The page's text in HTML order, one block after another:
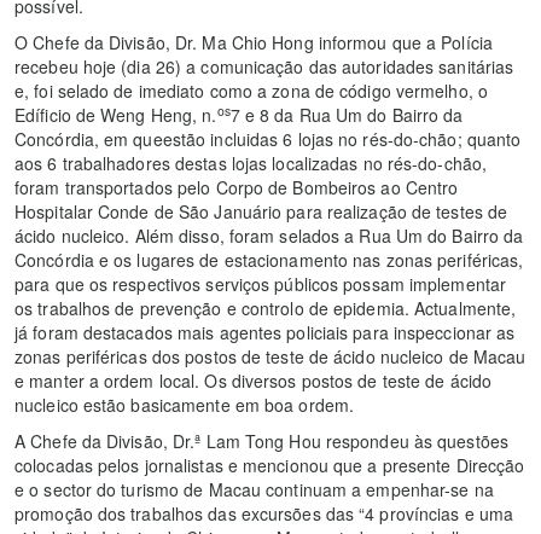
possível.
O Chefe da Divisão, Dr. Ma Chio Hong informou que a Polícia
recebeu hoje (dia 26) a comunicação das autoridades sanitárias
e, foi selado de imediato como a zona de código vermelho, o
Edíficio de Weng Heng, n.os7 e 8 da Rua Um do Bairro da
Concórdia, em queestão incluidas 6 lojas no rés-do-chão; quanto
aos 6 trabalhadores destas lojas localizadas no rés-do-chão,
foram transportados pelo Corpo de Bombeiros ao Centro
Hospitalar Conde de São Januário para realização de testes de
ácido nucleico. Além disso, foram selados a Rua Um do Bairro da
Concórdia e os lugares de estacionamento nas zonas periféricas,
para que os respectivos serviços públicos possam implementar
os trabalhos de prevenção e controlo de epidemia. Actualmente,
já foram destacados mais agentes policiais para inspeccionar as
zonas periféricas dos postos de teste de ácido nucleico de Macau
e manter a ordem local. Os diversos postos de teste de ácido
nucleico estão basicamente em boa ordem.
A Chefe da Divisão, Dr.ª Lam Tong Hou respondeu às questões
colocadas pelos jornalistas e mencionou que a presente Direcção
e o sector do turismo de Macau continuam a empenhar-se na
promoção dos trabalhos das excursões das “4 províncias e uma